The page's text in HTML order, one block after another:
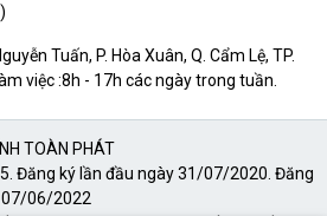
Tuấn, P. Hòa Xuân, Q. Cẩm Lệ, TP.
việc :8h - 17h các ngày trong tuần.
TOÀN PHÁT
Đăng ký lần đầu ngày 31/07/2020. Đăng
07/06/2022